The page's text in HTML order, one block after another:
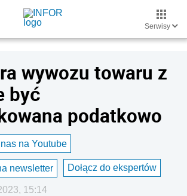
Serwisy
wywozu towaru z
być
podatkowo
na Youtube
newsletter Dołącz do ekspertów
15:14